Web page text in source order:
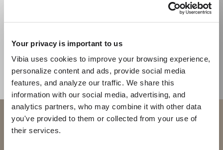
Your privacy is important to us
Vibia uses cookies to improve your browsing experience,
personalize content and ads, provide social media
features, and analyze our traffic. We share this
information with our social media, advertising, and
analytics partners, who may combine it with other data
you've provided to them or collected from your use of
their services.
Bienvenido a Vibia